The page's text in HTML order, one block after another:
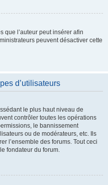
que l’auteur peut insérer afin
peuvent désactiver cette
d’utilisateurs
le plus haut niveau de
contrôler toutes les opérations
le bannissement
ou de modérateurs, etc. Ils
l’ensemble des forums. Tout ceci
fondateur du forum.